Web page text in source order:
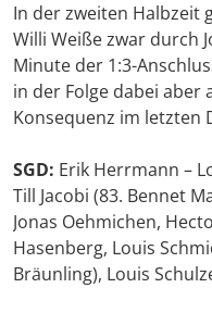
In der zweiten Halbzeit
Willi Weiße zwar durch
Minute der 1:3-
in der Folge dabei
Konsequenz im letzten
SGD: Erik Herrmann –
Till Jacobi (83. Bennet
Jonas Oehmichen,
Hasenberg, Louis
Bräunling), Louis